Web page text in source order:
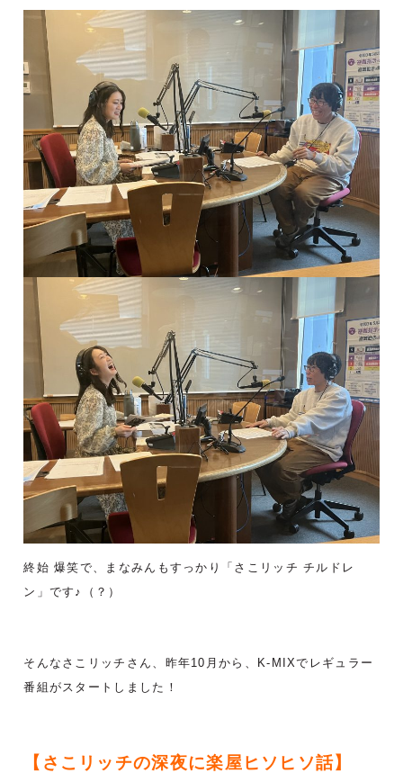
終始 爆笑で、まなみんもすっかり「さこリッチ チルドレ
ン」です♪（？）
そんなさこリッチさん、昨年10月から、K-MIXでレギュラー
番組がスタートしました！
【さこリッチの深夜に楽屋ヒソヒソ話】